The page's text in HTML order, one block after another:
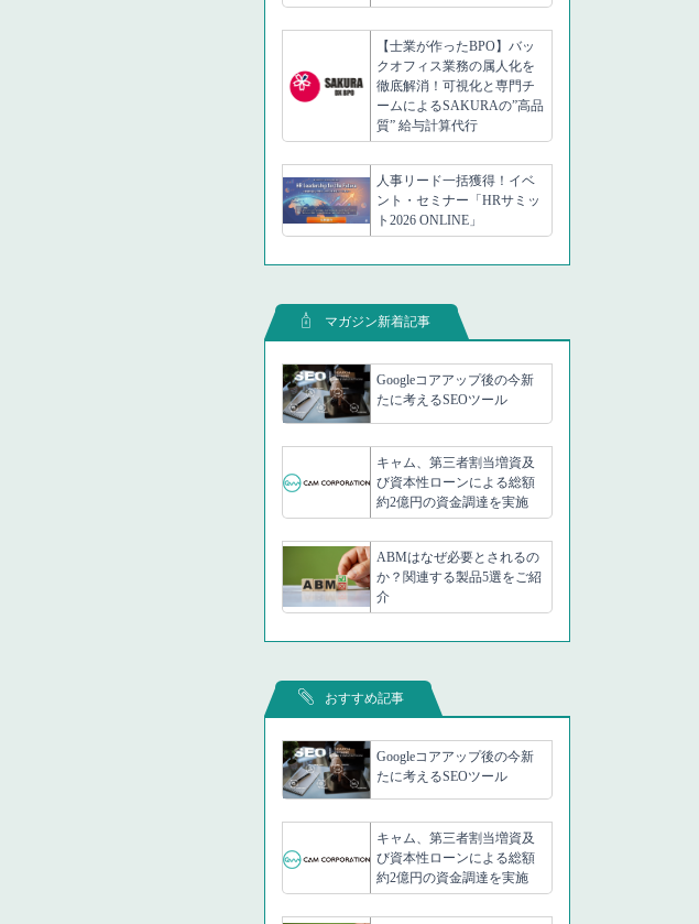
【士業が作ったBPO】バッ
クオフィス業務の属人化を
徹底解消！可視化と専門チ
ームによるSAKURAの”高品
質” 給与計算代行
人事リード一括獲得！イベ
ント・セミナー「HRサミッ
ト2026 ONLINE」
マガジン新着記事
Googleコアアップ後の今新
たに考えるSEOツール
キャム、第三者割当増資及
び資本性ローンによる総額
約2億円の資金調達を実施
ABMはなぜ必要とされるの
か？関連する製品5選をご紹
介
おすすめ記事
Googleコアアップ後の今新
たに考えるSEOツール
キャム、第三者割当増資及
び資本性ローンによる総額
約2億円の資金調達を実施